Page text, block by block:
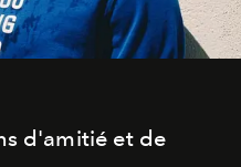
d'amitié et de